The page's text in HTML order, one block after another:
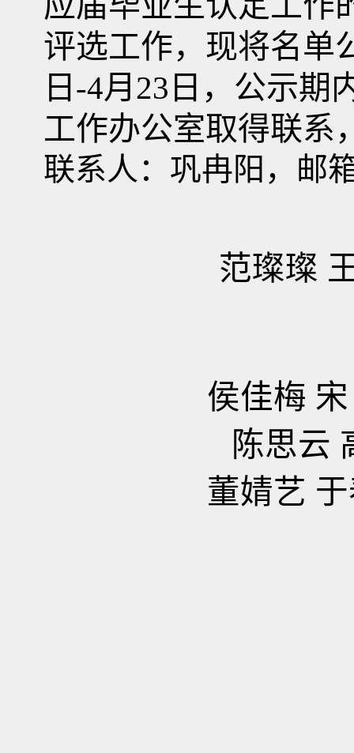
评选工作，现将名单
日-4月23日 ，公示期
工作办公室取得联系
联系人：巩冉阳，邮
范璨璨
侯佳梅 宋
陈思云
董婧艺